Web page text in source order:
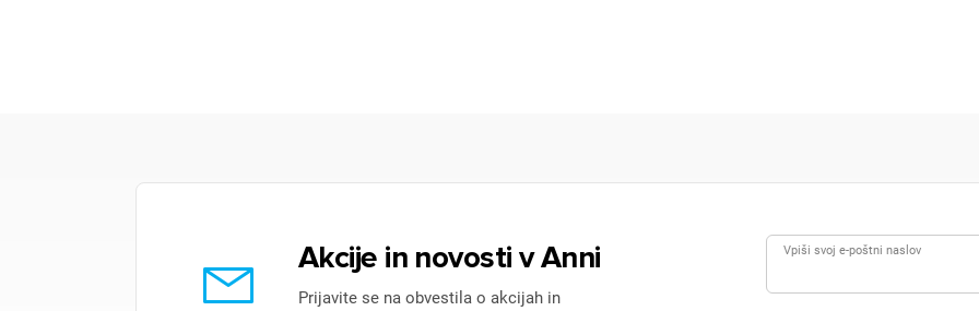
Akcije in novosti v Anni
Prijavite se na obvestila o akcijah in
Vpiši svoj e-poštni naslov